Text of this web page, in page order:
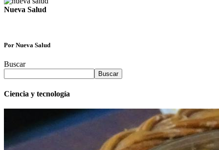
Nueva Salud
Por Nueva Salud
Buscar
Buscar
Ciencia y tecnología